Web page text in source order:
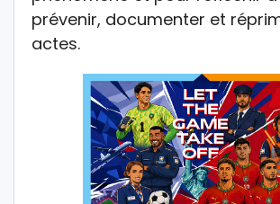
prévenir, documenter et
actes.